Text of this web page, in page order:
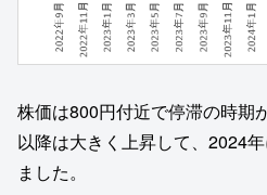
株価は800円付近で停滞の時期
以降は大きく上昇して、2024
ました。